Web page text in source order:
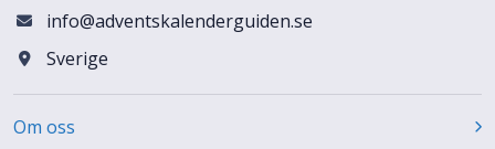
info@adventskalenderguiden.se
Sverige
Om oss